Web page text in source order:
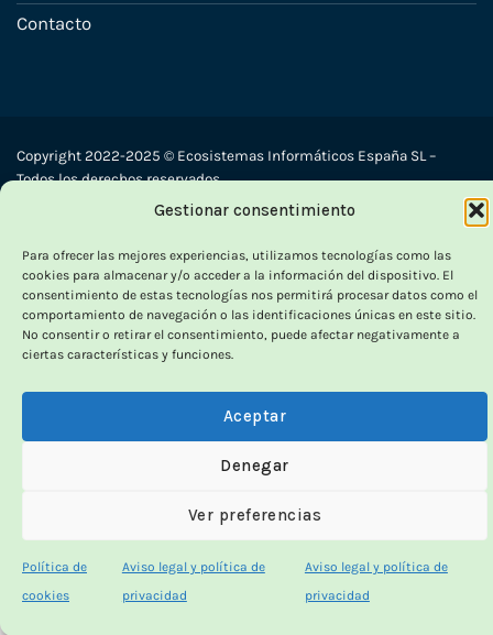
Gestionar consentimiento
Para ofrecer las mejores experiencias, utilizamos tecnologías como las
cookies para almacenar y/o acceder a la información del dispositivo. El
consentimiento de estas tecnologías nos permitirá procesar datos como el
comportamiento de navegación o las identificaciones únicas en este sitio.
No consentir o retirar el consentimiento, puede afectar negativamente a
ciertas características y funciones.
Aceptar
Denegar
Ver preferencias
Política de
cookies
Aviso legal y política de
privacidad
Aviso legal y política de
privacidad
Contacto
Copyright 2022-2025 © Ecosistemas Informáticos España SL –
Todos los derechos reservados
Visa PayPal Stripe MasterCard
Cash
On
Delivery
×
-70
%
Calidad probada,
precios imbatibles